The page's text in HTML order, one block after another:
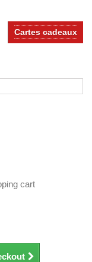
Cartes cadeaux
cart